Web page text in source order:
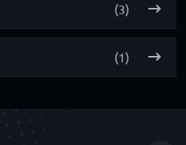
(3)
(1)